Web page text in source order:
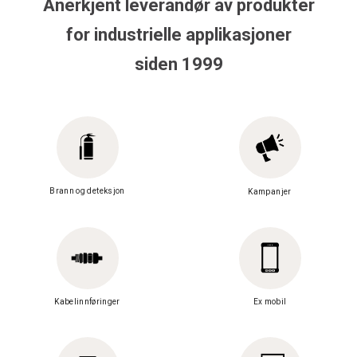
Anerkjent leverandør av produkter
for industrielle applikasjoner
siden 1999
Brann og deteksjon Kampanjer
Kabelinnføringer Ex mobil